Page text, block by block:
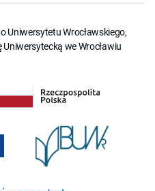
Uniwersytetu Wrocławskiego,
we Wrocławiu